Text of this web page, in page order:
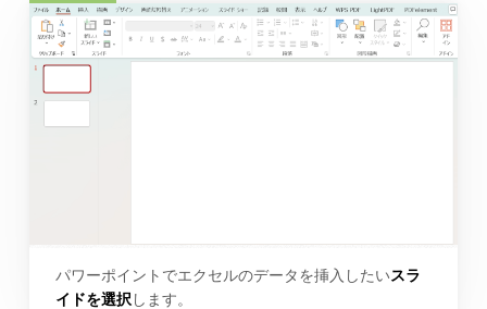
パワーポイントでエクセルのデータを挿入したいスラ
イドを選択 します。